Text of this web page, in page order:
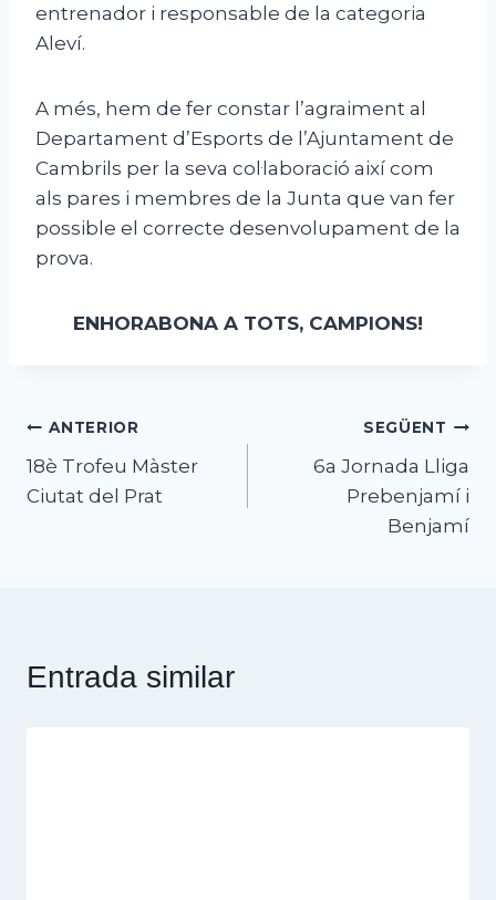
entrenador i responsable de la categoria
Aleví.
A més, hem de fer constar l’agraiment al
Departament d’Esports de l’Ajuntament de
Cambrils per la seva col·laboració així com
als pares i membres de la Junta que van fer
possible el correcte desenvolupament de la
prova.
ENHORABONA A TOTS, CAMPIONS!
Navegació
d'entrades
ANTERIOR
18è Trofeu Màster
Ciutat del Prat
SEGÜENT
6a Jornada Lliga
Prebenjamí i
Benjamí
Entrada similar